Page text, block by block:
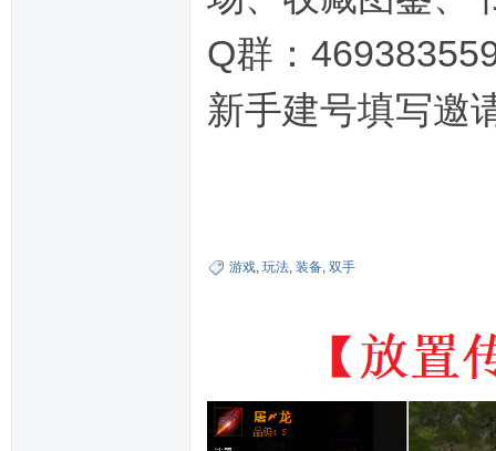
Q群：
新手建号填写邀
游戏, 玩法, 装备, 双手